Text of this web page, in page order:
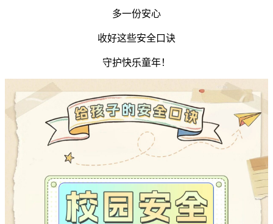
多一份安心
收好这些安全口诀
守护快乐童年！